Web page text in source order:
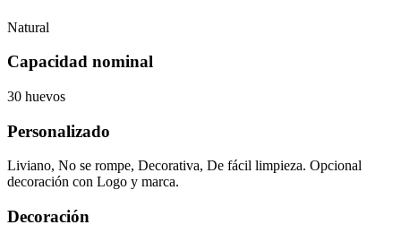
Natural
Capacidad nominal
30 huevos
Personalizado
Liviano, No se rompe, Decorativa, De fácil limpieza. Opcional
decoración con Logo y marca.
Decoración